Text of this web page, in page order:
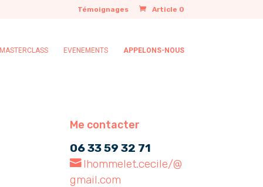
Témoignages Article 0
MASTERCLASS EVENEMENTS APPELONS-NOUS
Me contacter
06 33 59 32 71
lhommelet.cecile/@
gmail.com